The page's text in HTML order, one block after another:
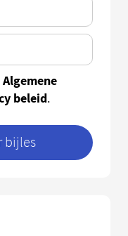
Algemene
beleid.
bijles